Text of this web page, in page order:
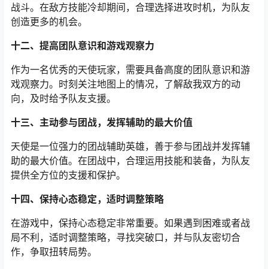
战斗。在敌方技能冷却期间，合理选择进攻时机，为队友
创造更多的机会。
十二、提高团队意识和游戏观察力
作为一名优秀的天使玩家，需要具备高度的团队意识和游
戏观察力。时刻关注地图上的情况，了解敌我双方的动
向，及时给予队友支援。
十三、主动参与团战，发挥辅助的最大价值
天使是一位强力的团战辅助英雄，善于参与团战并发挥辅
助的最大价值。在团战中，合理运用技能和装备，为队友
提供全方位的支援和保护。
十四、保持心态稳定，适时调整策略
在游戏中，保持心态稳定非常重要。如果遇到困难或者战
局不利，适时调整策略，寻找突破口，并与队友密切合
作，争取扭转局势。